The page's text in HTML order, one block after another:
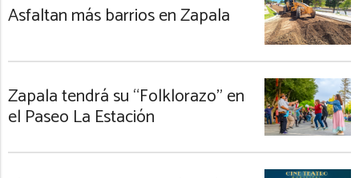
Asfaltan más barrios en Zapala
Zapala tendrá su “Folklorazo” en
el Paseo La Estación